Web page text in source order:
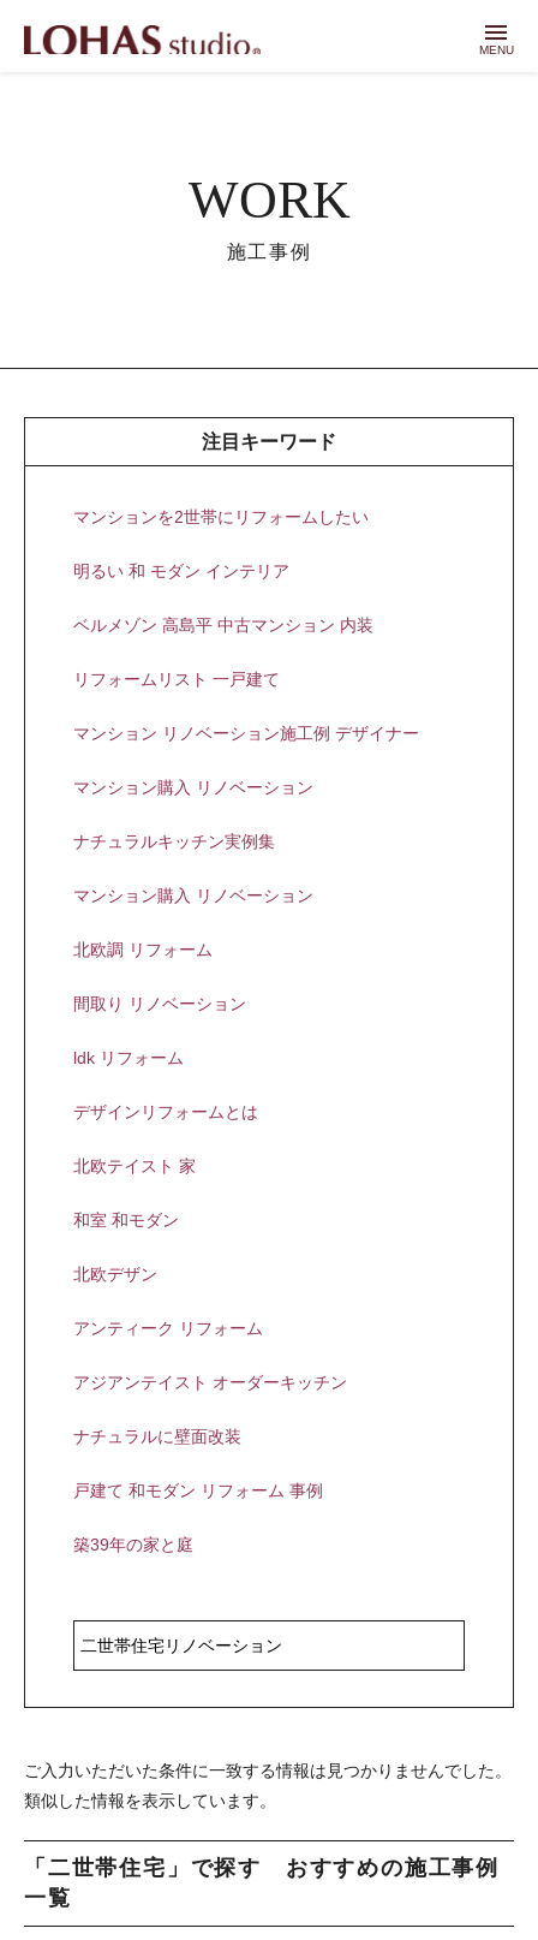
menu
MENU
WORK
施工事例
注目キーワード
マンションを2世帯にリフォームしたい
明るい 和 モダン インテリア
ベルメゾン 高島平 中古マンション 内装
リフォームリスト 一戸建て
マンション リノベーション施工例 デザイナー
マンション購入 リノベーション
ナチュラルキッチン実例集
マンション購入 リノベーション
北欧調 リフォーム
間取り リノベーション
ldk リフォーム
デザインリフォームとは
北欧テイスト 家
和室 和モダン
北欧デザン
アンティーク リフォーム
アジアンテイスト オーダーキッチン
ナチュラルに壁面改装
戸建て 和モダン リフォーム 事例
築39年の家と庭
ご入力いただいた条件に一致する情報は見つかりませんでした。
類似した情報を表示しています。
「二世帯住宅」で探す おすすめの施工事例
一覧